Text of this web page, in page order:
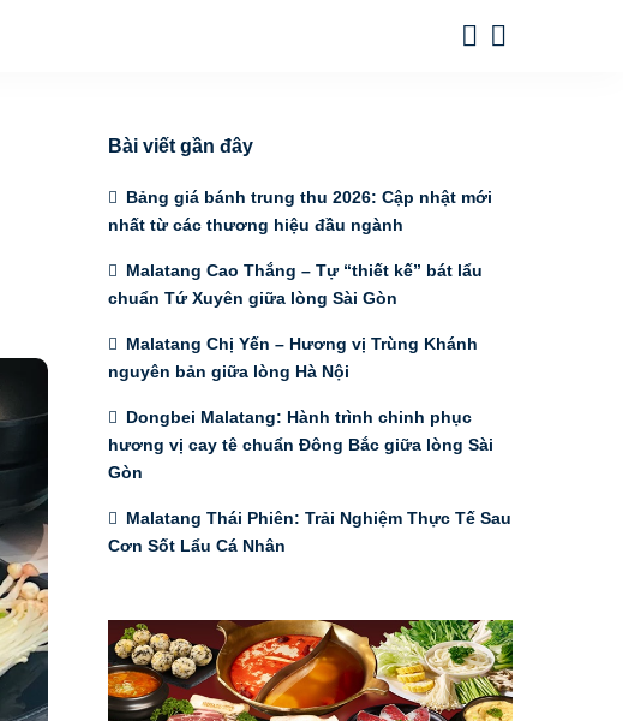
Bài viết gần đây
Bảng giá bánh trung thu 2026: Cập nhật mới
nhất từ các thương hiệu đầu ngành
Malatang Cao Thắng – Tự “thiết kế” bát lẩu
chuẩn Tứ Xuyên giữa lòng Sài Gòn
Malatang Chị Yến – Hương vị Trùng Khánh
nguyên bản giữa lòng Hà Nội
Dongbei Malatang: Hành trình chinh phục
hương vị cay tê chuẩn Đông Bắc giữa lòng Sài
Gòn
Malatang Thái Phiên: Trải Nghiệm Thực Tế Sau
Cơn Sốt Lẩu Cá Nhân